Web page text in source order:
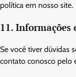
política em nosso site.
11. Informações
Se você tiver dúvidas
contato conosco pelo